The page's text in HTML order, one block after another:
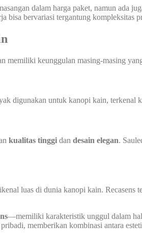
dalam harga paket, namun ada
bisa bervariasi tergantung kompleksitas
memiliki keunggulan masing-masing
digunakan untuk kanopi kain, terkenal
kualitas tinggi dan desain elegan.
luas di dunia kanopi kain. Recasens
—memiliki karakteristik unggul dalam hal
memberikan kombinasi antara